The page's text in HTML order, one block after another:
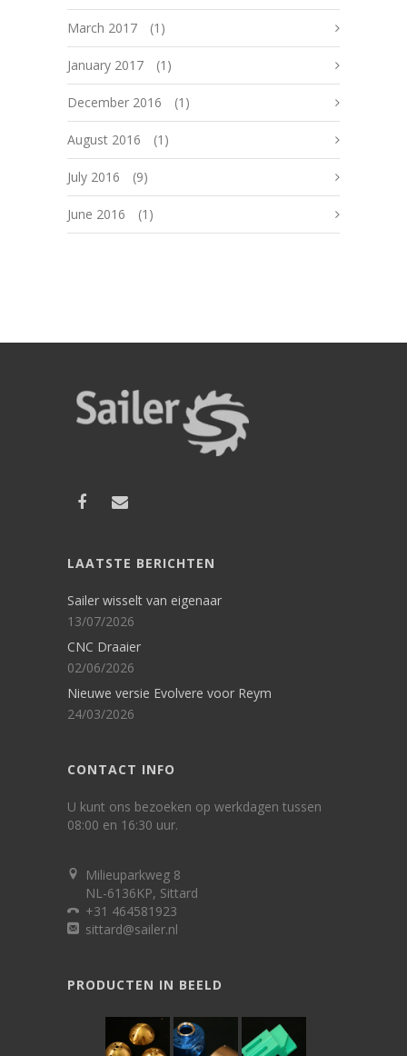
March 2017 (1)
January 2017 (1)
December 2016 (1)
August 2016 (1)
July 2016 (9)
June 2016 (1)
LAATSTE BERICHTEN
Sailer wisselt van eigenaar
13/07/2026
CNC Draaier
02/06/2026
Nieuwe versie Evolvere voor Reym
24/03/2026
CONTACT INFO
U kunt ons bezoeken op werkdagen tussen
08:00 en 16:30 uur.
Milieuparkweg 8
NL-6136KP, Sittard
+31 464581923
sittard@sailer.nl
PRODUCTEN IN BEELD